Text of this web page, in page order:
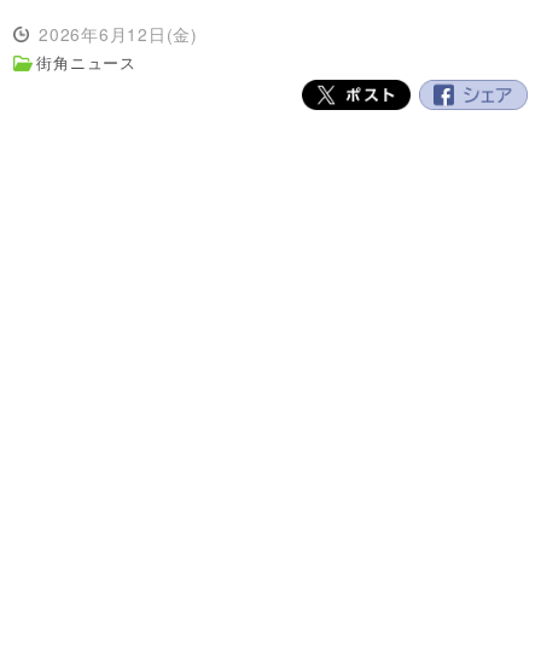
2026年6月12日(金)
街角ニュース